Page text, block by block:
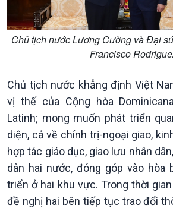
Chủ tịch nước Lương Cường và Đại
Francisco
Chủ tịch nước khẳng định Việt
vị thế của Cộng hòa
Latinh; mong muốn phát triển
diện, cả về chính trị-ngoại giao,
hợp tác giáo dục, giao lưu nhân
dân hai nước, đóng góp vào hòa
triển ở hai khu vực. Trong thời
đề nghị hai bên tiếp tục trao đổi